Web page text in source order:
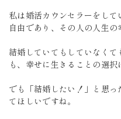
私は婚活カウンセラーをし
自由であり、その人の人生の
結婚していてもしていなく
も、幸せに生きることの選択
でも「結婚したい！」と思
てほしいですね。